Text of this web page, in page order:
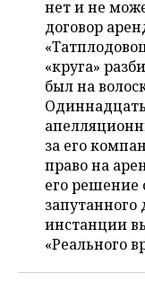
нет и не
договор
«круга»
был на
за его
право на
его решение
запутанного
инстанции
«Реального